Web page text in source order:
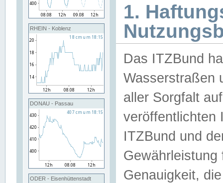
RHEIN - Koblenz
DONAU - Passau
ODER - Eisenhüttenstadt
1.
Das ITZBund
Wasserstraßen
aller Sorgfalt
veröffentlichten
ITZBund und
Genauigkeit,